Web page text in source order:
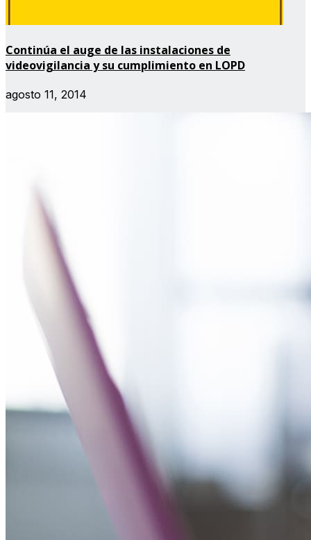
Continúa el auge de las instalaciones de
videovigilancia y su cumplimiento en LOPD
agosto 11, 2014